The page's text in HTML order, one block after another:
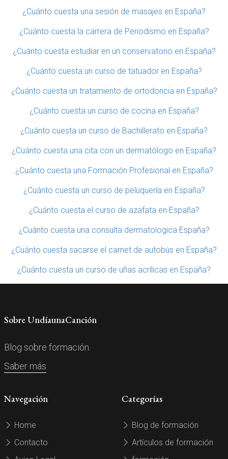
¿Cuánto cuesta una sesión de masajes en España?
¿Cuánto cuesta la carrera de Periodismo en España?
¿Cuánto cuesta estudiar en un conservatorio en España?
¿Cuánto cuesta un curso de tatuador en España?
¿Cuánto cuesta un tratamiento de ortodoncia en España?
¿Cuánto cuesta un curso de cocina en España?
¿Cuánto cuesta un curso de Bachillerato en España?
¿Cuánto cuesta una cita con un dermatólogo en España?
¿Cuánto cuesta una Formación Profesional en España?
¿Cuánto cuesta un curso de peluquería en España?
¿Cuánto cuesta el curso de azafata en España?
¿Cuánto cuesta una consulta dermatologica España?
¿Cuánto cuesta sacarse el carnet de autobús en España?
¿Cuánto cuesta un curso de uñas acrílicas en España?
Sobre UndíaunaCanción
Blog sobre formación.
Saber más
Navegación
Home
Contacto
Categorías
Blog de formación
Artículos de formación